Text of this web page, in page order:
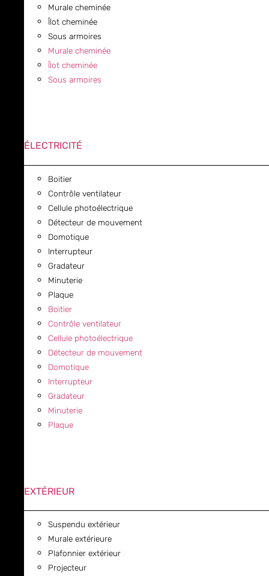
Murale cheminée
Îlot cheminée
Sous armoires
Murale cheminée
Îlot cheminée
Sous armoires
ÉLECTRICITÉ
Boitier
Contrôle ventilateur
Cellule photoélectrique
Détecteur de mouvement
Domotique
Interrupteur
Gradateur
Minuterie
Plaque
Boitier
Contrôle ventilateur
Cellule photoélectrique
Détecteur de mouvement
Domotique
Interrupteur
Gradateur
Minuterie
Plaque
EXTÉRIEUR
Suspendu extérieur
Murale extérieure
Plafonnier extérieur
Projecteur